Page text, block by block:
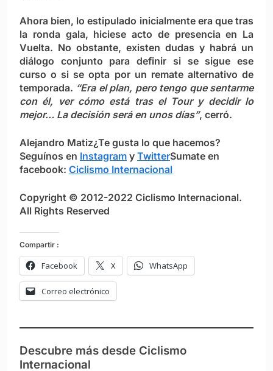
Ahora bien, lo estipulado inicialmente era que tras
la ronda gala, hiciese acto de presencia en La
Vuelta. No obstante, existen dudas y habrá un
diálogo conjunto para definir si se sigue ese
curso o si se opta por un remate alternativo de
temporada. “Era el plan, pero tengo que sentarme
con él, ver cómo está tras el Tour y decidir lo
mejor… La decisión será en unos días”, cerró.
Alejandro Matiz¿Te gusta lo que hacemos?
Seguínos en Instagram y TwitterSumate en
facebook: Ciclismo Internacional
Copyright © 2012-2022 Ciclismo Internacional.
All Rights Reserved
Compartir :
Facebook X WhatsApp
Correo electrónico
Descubre más desde Ciclismo
Internacional